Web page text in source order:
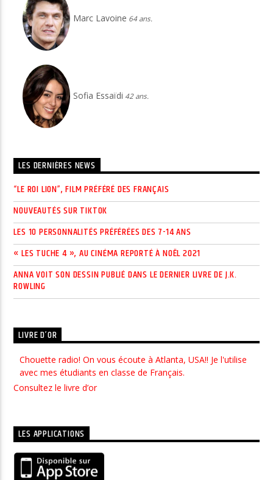
Marc Lavoine 64 ans.
Sofia Essaïdi 42 ans.
LES DERNIÈRES NEWS
“LE ROI LION”, FILM PRÉFÉRÉ DES FRANÇAIS
NOUVEAUTÉS SUR TIKTOK
LES 10 PERSONNALITÉS PRÉFÉRÉES DES 7-14 ANS
« LES TUCHE 4 », AU CINÉMA REPORTÉ À NOËL 2021
ANNA VOIT SON DESSIN PUBLIÉ DANS LE DERNIER LIVRE DE J.K.
ROWLING
LIVRE D’OR
Chouette radio! On vous écoute à Atlanta, USA!! Je l'utilise
avec mes étudiants en classe de Français.
J'ai découvert Radio Junior par hasard et dès mon arrivée sur
le site j'ai trouvé la musique géniale ainsi que...
Consultez le livre d’or
LES APPLICATIONS